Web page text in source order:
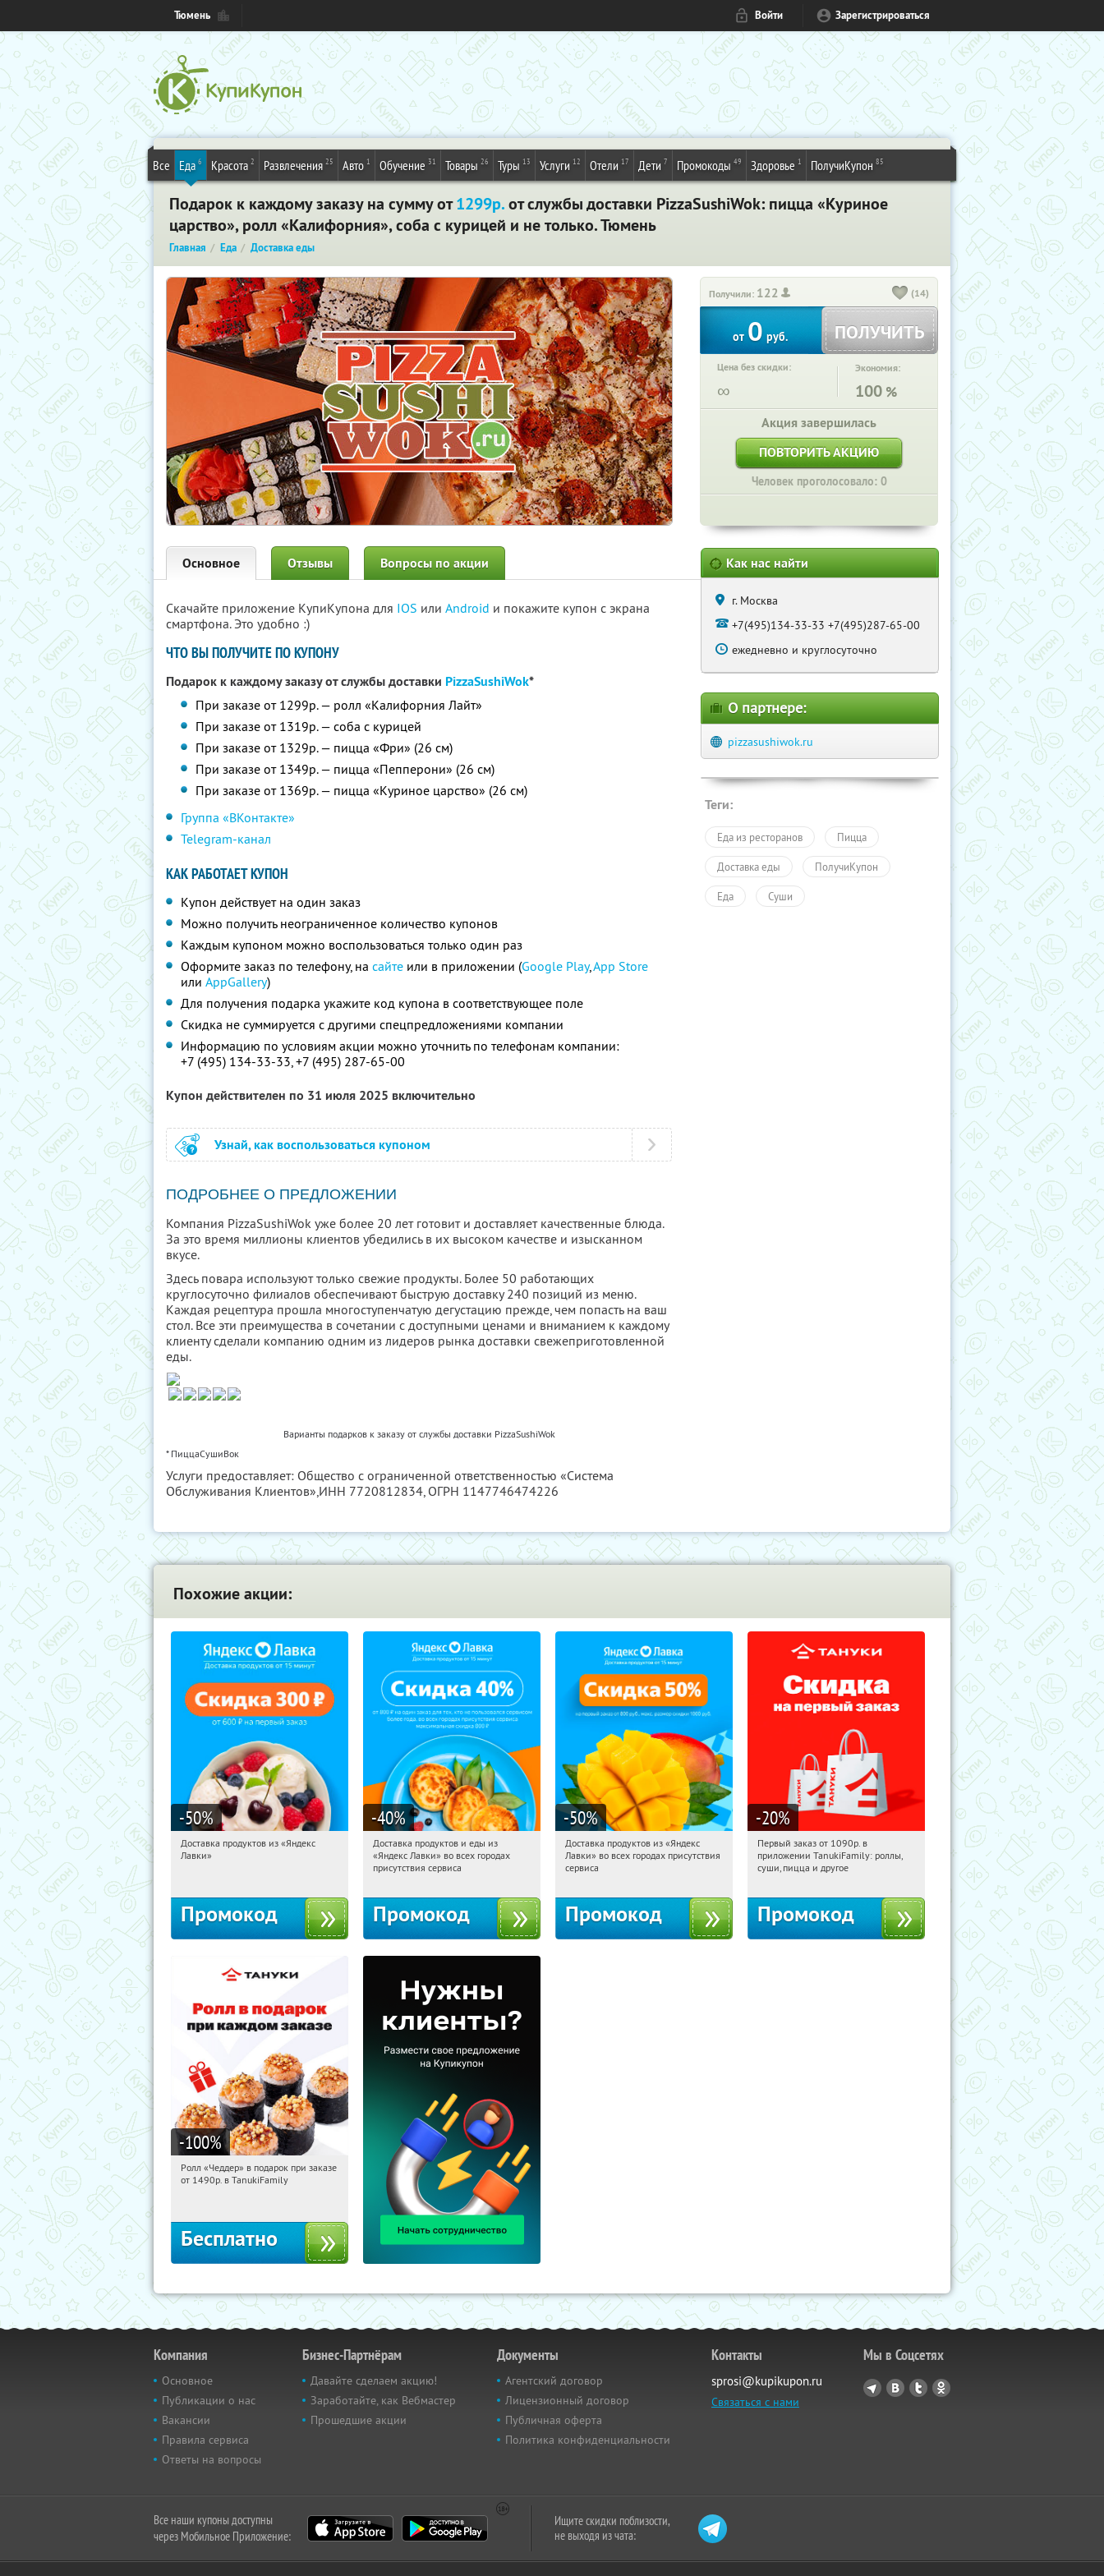
Тюмень Войти Зарегистрироваться
Все Еда 6 Красота 2 Развлечения 25 Авто 1 Обучение 31 Товары 26 Туры 13 Услуги 12 Отели 17 Дети 7 Промокоды 49 Здоровье 1 ПолучиКупон 85
Подарок к каждому заказу на сумму от1299р.от службы доставки PizzaSushiWok: пицца «Куриное
царство», ролл «Калифорния», соба с курицей и не только. Тюмень
Главная Еда Доставка еды
Получили: 122 (14)
от0 руб. ПОЛУЧИТЬ
Цена без скидки:
∞
Экономия:
100 %
Акция завершилась
ПОВТОРИТЬ АКЦИЮ
Человек проголосовало: 0
Основное Отзывы Вопросы по акции
Скачайте приложение КупиКупона для IOS или Android и покажите купон с экрана
смартфона. Это удобно :)
ЧТО ВЫ ПОЛУЧИТЕ ПО КУПОНУ
Подарок к каждому заказу от службы доставки PizzaSushiWok*
При заказе от 1299р. — ролл «Калифорния Лайт»
При заказе от 1319р. — соба с курицей
При заказе от 1329р. — пицца «Фри» (26 см)
При заказе от 1349р. — пицца «Пепперони» (26 см)
При заказе от 1369р. — пицца «Куриное царство» (26 см)
Группа «ВКонтакте»
Telegram-канал
КАК РАБОТАЕТ КУПОН
Купон действует на один заказ
Можно получить неограниченное количество купонов
Каждым купоном можно воспользоваться только один раз
Оформите заказ по телефону, на сайте или в приложении (Google Play,App Store
или AppGallery)
Для получения подарка укажите код купона в соответствующее поле
Скидка не суммируется с другими спецпредложениями компании
Информацию по условиям акции можно уточнить по телефонам компании:
+7 (495) 134-33-33, +7 (495) 287-65-00
Купон действителен по 31 июля 2025 включительно
Узнай, как воспользоваться купоном
ПОДРОБНЕЕ О ПРЕДЛОЖЕНИИ
Компания PizzaSushiWok уже более 20 лет готовит и доставляет качественные блюда.
За это время миллионы клиентов убедились в их высоком качестве и изысканном
вкусе.
Здесь повара используют только свежие продукты. Более 50 работающих
круглосуточно филиалов обеспечивают быструю доставку 240 позиций из меню.
Каждая рецептура прошла многоступенчатую дегустацию прежде, чем попасть на ваш
стол. Все эти преимущества в сочетании с доступными ценами и вниманием к каждому
клиенту сделали компанию одним из лидеров рынка доставки свежеприготовленной
еды.
Варианты подарков к заказу от службы доставки PizzaSushiWok
* ПиццаСушиВок
Услуги предоставляет: Общество с ограниченной ответственностью «Система
Обслуживания Клиентов»,ИНН 7720812834, ОГРН 1147746474226
Как нас найти
г. Москва
+7(495)134-33-33 +7(495)287-65-00
ежедневно и круглосуточно
О партнере:
pizzasushiwok.ru
Теги:
Еда из ресторанов Пицца
Доставка еды ПолучиКупон
Еда Суши
Похожие акции:
-50%
18:01:58 Получили:
Доставка продуктов из «Яндекс
Лавки»
Промокод
-40%
18:01:58 Получили:
Россия
Доставка продуктов и еды из
«Яндекс Лавки» во всех городах
присутствия сервиса
Промокод
-50%
18:01:58 Получили:
Россия
Доставка продуктов из «Яндекс
Лавки» во всех городах присутствия
сервиса
Промокод
-20%
18:01:58 Получили:
Россия
Первый заказ от 1090р. в
приложении TanukiFamily: роллы,
суши, пицца и другое
Промокод
-100%
18:01:58 Получили:108
Ролл «Чеддер» в подарок при заказе
от 1490р. в TanukiFamily
Бесплатно
Компания
Основное
Публикации о нас
Вакансии
Правила сервиса
Ответы на вопросы
Бизнес-Партнёрам
Давайте сделаем акцию!
Заработайте, как Вебмастер
Прошедшие акции
Документы
Агентский договор
Лицензионный договор
Публичная оферта
Политика конфиденциальности
Контакты
sprosi@kupikupon.ru
Связаться с нами
Мы в Соцсетях
Все наши купоны доступны
через Мобильное Приложение:
Ищите скидки поблизости,
не выходя из чата: